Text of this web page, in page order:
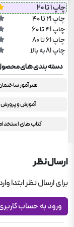
چاپ 1 تا 20
چاپ 21 تا 40
چاپ 41 تا 60
چاپ 61 تا 80
چاپ 81 به بالا
دسته بندی های
هنر آموز
آموزش و پرورش
کتاب های
ارسال نظر
برای ارسال نظر ابتدا
ورود به حساب